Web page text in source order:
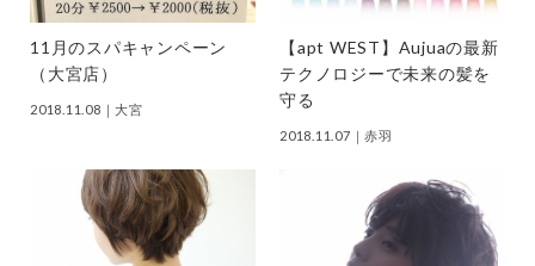
11月のスパキャンペーン
（大宮店）
2018.11.08 ｜大宮
【apt WEST】Aujuaの最新
テクノロジーで未来の髪を
守る
2018.11.07 ｜赤羽